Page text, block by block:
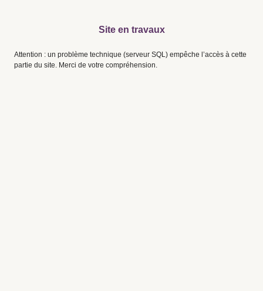
Site en travaux
Attention : un problème technique (serveur SQL) empêche l’accès à cette
partie du site. Merci de votre compréhension.